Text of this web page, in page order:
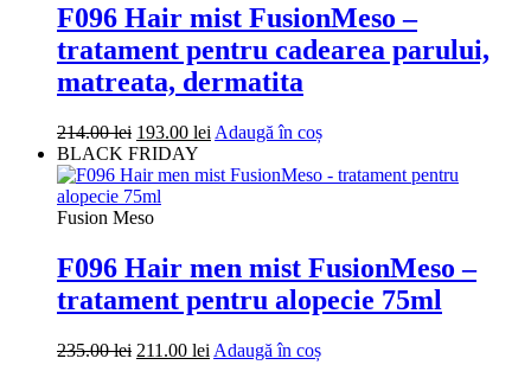
F096 Hair mist FusionMeso –
tratament pentru cadearea parului,
matreata, dermatita
214.00lei Prețul
inițial
a
fost:
214.00 lei.
193.00 lei Prețul
este:
Adaugă în coș
BLACK FRIDAY
Fusion Meso
F096 Hair men mist FusionMeso –
tratament pentru alopecie 75ml
235.00lei Prețul
211.00 lei Prețul
Adaugă în coș